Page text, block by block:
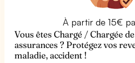
À partir de 15€
Vous êtes Chargé / Chargée
assurances ? Protégez vos
maladie, accident !